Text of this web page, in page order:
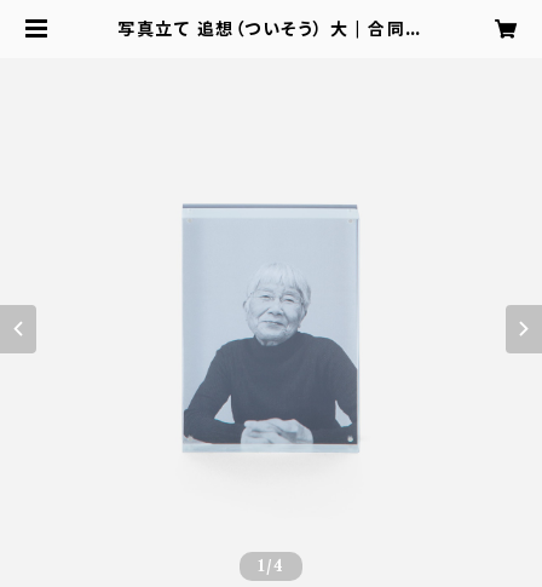
写真立て 追想（ついそう） 大 | 合同会
1 /4